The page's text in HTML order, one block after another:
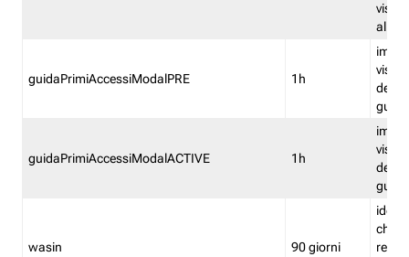
guidaPrimiAccessiModalPRE 1h
della
guidaPrimiAccessiModalACTIVE 1h
della
wasin 90 giorni
che
rete